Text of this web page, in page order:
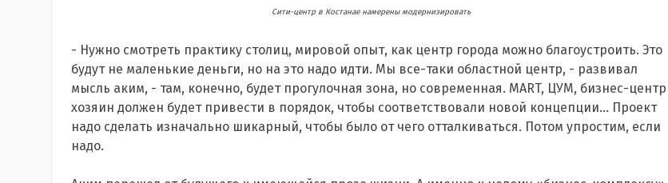
Сити-центр в Костанае намерены модернизировать
- Нужно смотреть практику столиц, мировой опыт, как центр города можно благоустроить. Это
будут не маленькие деньги, но на это надо идти. Мы все-таки областной центр, - развивал
мысль аким, - там, конечно, будет прогулочная зона, но современная. MART, ЦУМ, бизнес-центр
хозяин должен будет привести в порядок, чтобы соответствовали новой концепции... Проект
надо сделать изначально шикарный, чтобы было от чего отталкиваться. Потом упростим, если
надо.